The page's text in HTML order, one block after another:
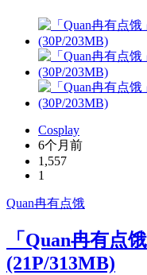
Cosplay
6个月前
1,557
1
Quan冉有点饿
「Quan冉有点
(21P/313MB)